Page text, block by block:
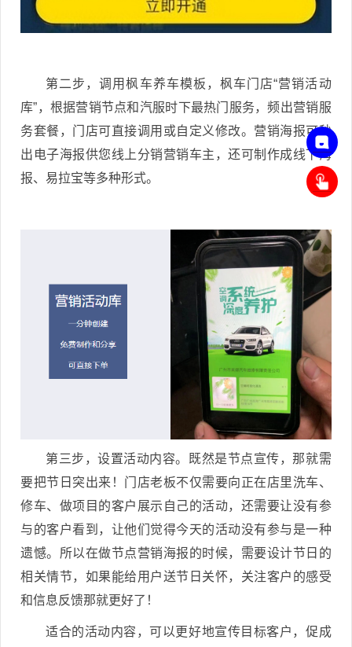
第二步，调用枫车养车模板，枫车门店“营销活动
库”，根据营销节点和汽服时下最热门服务，频出营销服
务套餐，门店可直接调用或自定义修改。营销海报可秒
出电子海报供您线上分销营销车主，还可制作成线下海
报、易拉宝等多种形式。
第三步，设置活动内容。既然是节点宣传，那就需
要把节日突出来！门店老板不仅需要向正在店里洗车、
修车、做项目的客户展示自己的活动，还需要让没有参
与的客户看到，让他们觉得今天的活动没有参与是一种
遗憾。所以在做节点营销海报的时候，需要设计节日的
相关情节，如果能给用户送节日关怀，关注客户的感受
和信息反馈那就更好了！
适合的活动内容，可以更好地宣传目标客户，促成
联
系
，
在
线
咨
询
请
开
通
小
程